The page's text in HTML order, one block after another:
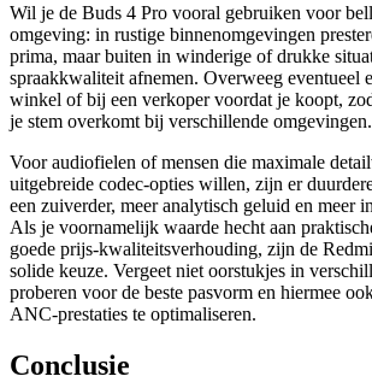
Wil je de Buds 4 Pro vooral gebruiken voor
omgeving: in rustige binnenomgevingen
prima, maar buiten in winderige of drukke
spraakkwaliteit afnemen. Overweeg eventueel
winkel of bij een verkoper voordat je koopt,
je stem overkomt bij verschillende omgevingen.
Voor audiofielen of mensen die maximale
uitgebreide codec-opties willen, zijn er
een zuiverder, meer analytisch geluid en meer
Als je voornamelijk waarde hecht aan
goede prijs-kwaliteitsverhouding, zijn de
solide keuze. Vergeet niet oorstukjes in
proberen voor de beste pasvorm en hiermee
ANC-prestaties te optimaliseren.
Conclusie